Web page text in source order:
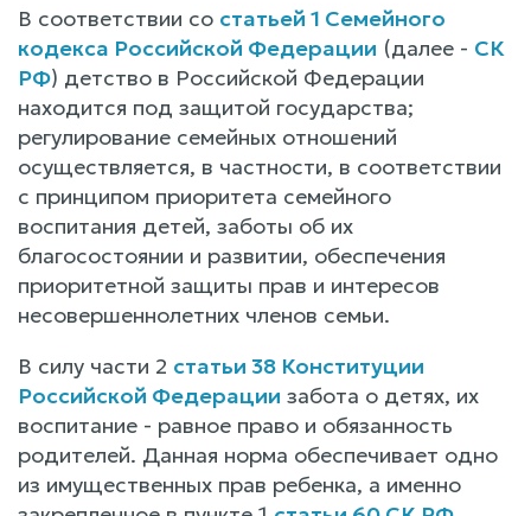
В соответствии со статьей 1 Семейного
кодекса Российской Федерации (далее - СК
РФ) детство в Российской Федерации
находится под защитой государства;
регулирование семейных отношений
осуществляется, в частности, в соответствии
с принципом приоритета семейного
воспитания детей, заботы об их
благосостоянии и развитии, обеспечения
приоритетной защиты прав и интересов
несовершеннолетних членов семьи.
В силу части 2 статьи 38 Конституции
Российской Федерации забота о детях, их
воспитание - равное право и обязанность
родителей. Данная норма обеспечивает одно
из имущественных прав ребенка, а именно